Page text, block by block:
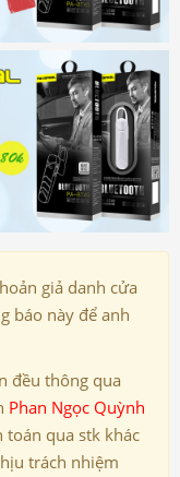
giả danh cửa
báo này để anh
đều thông qua
Phan Ngọc Quỳnh
toán qua stk khác
trách nhiệm